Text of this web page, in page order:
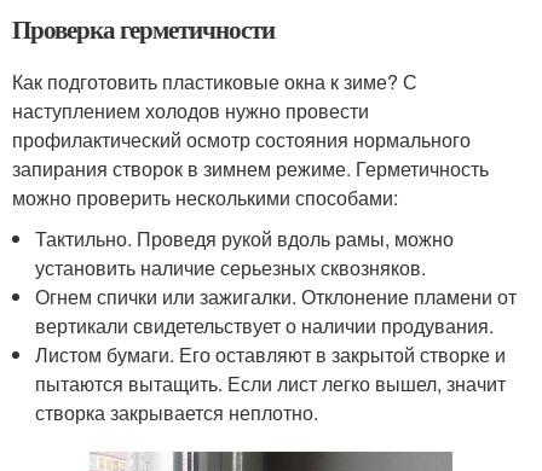
Проверка герметичности
Как подготовить пластиковые окна к зиме? С
наступлением холодов нужно провести
профилактический осмотр состояния нормального
запирания створок в зимнем режиме. Герметичность
можно проверить несколькими способами:
Тактильно. Проведя рукой вдоль рамы, можно
установить наличие серьезных сквозняков.
Огнем спички или зажигалки. Отклонение пламени от
вертикали свидетельствует о наличии продувания.
Листом бумаги. Его оставляют в закрытой створке и
пытаются вытащить. Если лист легко вышел, значит
створка закрывается неплотно.